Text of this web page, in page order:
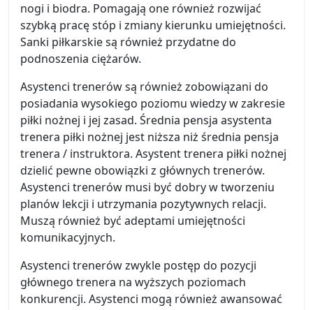
nogi i biodra. Pomagają one również rozwijać
szybką pracę stóp i zmiany kierunku umiejętności.
Sanki piłkarskie są również przydatne do
podnoszenia ciężarów.
Asystenci trenerów są również zobowiązani do
posiadania wysokiego poziomu wiedzy w zakresie
piłki nożnej i jej zasad. Średnia pensja asystenta
trenera piłki nożnej jest niższa niż średnia pensja
trenera / instruktora. Asystent trenera piłki nożnej
dzielić pewne obowiązki z głównych trenerów.
Asystenci trenerów musi być dobry w tworzeniu
planów lekcji i utrzymania pozytywnych relacji.
Muszą również być adeptami umiejętności
komunikacyjnych.
Asystenci trenerów zwykle postęp do pozycji
głównego trenera na wyższych poziomach
konkurencji. Asystenci mogą również awansować